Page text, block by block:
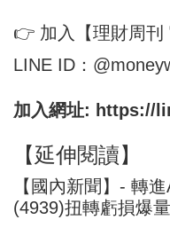
👉 加入【理財周刊
LINE ID：
加入網址: https://
【延伸閱讀】
【國內新聞】- 轉
(4939)扭轉虧損爆